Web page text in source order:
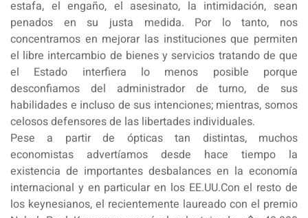
estafa, el engaño, el asesinato, la intimidación, sean
penados en su justa medida. Por lo tanto, nos
concentramos en mejorar las instituciones que permiten
el libre intercambio de bienes y servicios tratando de que
el Estado interfiera lo menos posible porque
desconfiamos del administrador de turno, de sus
habilidades e incluso de sus intenciones; mientras, somos
celosos defensores de las libertades individuales.
Pese a partir de ópticas tan distintas, muchos
economistas advertíamos desde hace tiempo la
existencia de importantes desbalances en la economía
internacional y en particular en los EE.UU.Con el resto de
los keynesianos, el recientemente laureado con el premio